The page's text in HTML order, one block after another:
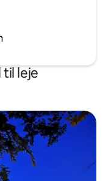
til leje